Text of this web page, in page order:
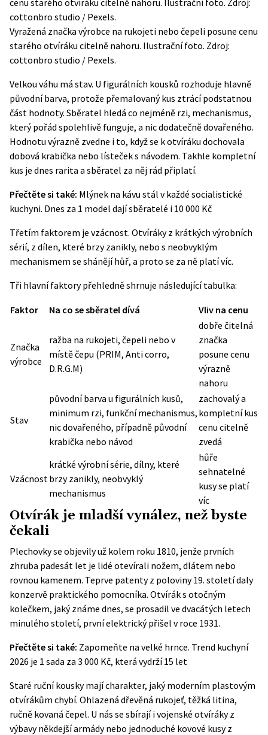
Vyražená značka výrobce na rukojeti nebo čepeli posune cenu
starého otvíráku citelně nahoru. Ilustrační foto. Zdroj:
cottonbro studio / Pexels.
Velkou váhu má stav. U figurálních kousků rozhoduje hlavně
původní barva, protože přemalovaný kus ztrácí podstatnou
část hodnoty. Sběratel hledá co nejméně rzi, mechanismus,
který pořád spolehlivě funguje, a nic dodatečně dovařeného.
Hodnotu výrazně zvedne i to, když se k otvíráku dochovala
dobová krabička nebo lísteček s návodem. Takhle kompletní
kus je dnes rarita a sběratel za něj rád připlatí.
Přečtěte si také: Mlýnek na kávu stál v každé socialistické
kuchyni. Dnes za 1 model dají sběratelé i 10 000 Kč
Třetím faktorem je vzácnost. Otvíráky z krátkých výrobních
sérií, z dílen, které brzy zanikly, nebo s neobvyklým
mechanismem se shánějí hůř, a proto se za ně platí víc.
Tři hlavní faktory přehledně shrnuje následující tabulka:
Faktor Na co se sběratel dívá Vliv na cenu
Značka
výrobce
ražba na rukojeti, čepeli nebo v
místě čepu (PRIM, Anti corro,
D.R.G.M)
dobře čitelná
značka
posune cenu
výrazně
nahoru
Stav
původní barva u figurálních kusů,
minimum rzi, funkční mechanismus,
nic dovařeného, případně původní
krabička nebo návod
zachovalý a
kompletní kus
cenu citelně
zvedá
Vzácnost
krátké výrobní série, dílny, které
brzy zanikly, neobvyklý
mechanismus
hůře
sehnatelné
kusy se platí
víc
Otvírák je mladší vynález, než byste
čekali
Plechovky se objevily už kolem roku 1810, jenže prvních
zhruba padesát let je lidé otevírali nožem, dlátem nebo
rovnou kamenem. Teprve patenty z poloviny 19. století daly
konzervě praktického pomocníka. Otvírák s otočným
kolečkem, jaký známe dnes, se prosadil ve dvacátých letech
minulého století, první elektrický přišel v roce 1931.
Přečtěte si také: Zapomeňte na velké hrnce. Trend kuchyní
2026 je 1 sada za 3 000 Kč, která vydrží 15 let
Staré ruční kousky mají charakter, jaký moderním plastovým
otvírákům chybí. Ohlazená dřevěná rukojeť, těžká litina,
ručně kovaná čepel. U nás se sbírají i vojenské otvíráky z
výbavy někdejší armády nebo jednoduché kovové kusy z